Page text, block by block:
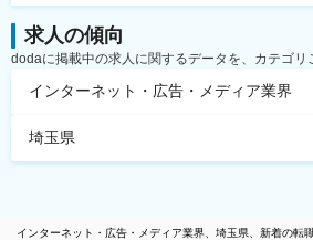
求人の傾向
dodaに掲載中の求人に関するデータを、カテゴリ
インターネット・広告・メディア業界
埼玉県
インターネット・広告・メディア業界、埼玉県、新着の転